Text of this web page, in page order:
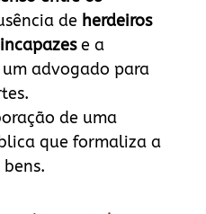
de herdeiros
e a
um advogado para
de uma
que formaliza a